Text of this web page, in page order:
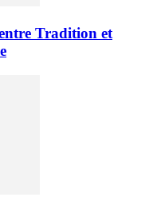
Tradition et